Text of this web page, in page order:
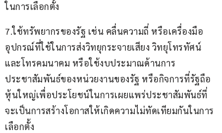
ในการเลือกตั้ง
7.ใช้ทรัพยากรของรัฐ เช่น คลื่นความถี่ หรือเครื่องมือ
อุปกรณ์ที่ใช้ในการส่งวิทยุกระจายเสียง วิทยุโทรทัศน์
และโทรคมนาคม หรือใช้งบประมาณด้านการ
ประชาสัมพันธ์ของหน่วยงานของรัฐ หรือกิจการที่รัฐถือ
หุ้นใหญ่เพื่อประโยชน์ในการเผยแพร่ประชาสัมพันธ์ที่
จะเป็นการสร้างโอกาสให้เกิดความไม่ทัดเทียมกันในการ
เลือกตั้ง